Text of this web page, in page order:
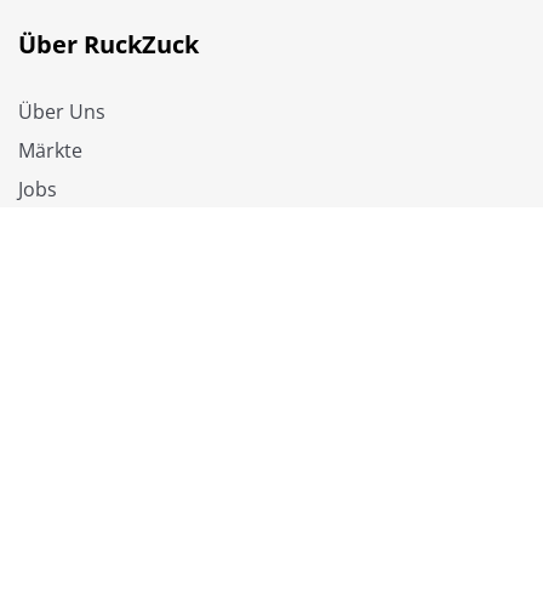
Über RuckZuck
Über Uns
Märkte
Jobs